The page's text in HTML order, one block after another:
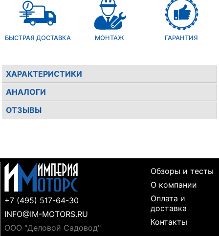
БЫСТРАЯ ДОСТАВКА МОНТАЖ ГАРАНТИЯ
ХАРАКТЕРИСТИКИ
АНАЛОГИ
ОТЗЫВЫ
+7 (495) 517-64-30
INFO@IM-MOTORS.RU
ООО "Деловой Садовод"
Обзоры и тесты
О компании
Оплата и
доставка
Контакты